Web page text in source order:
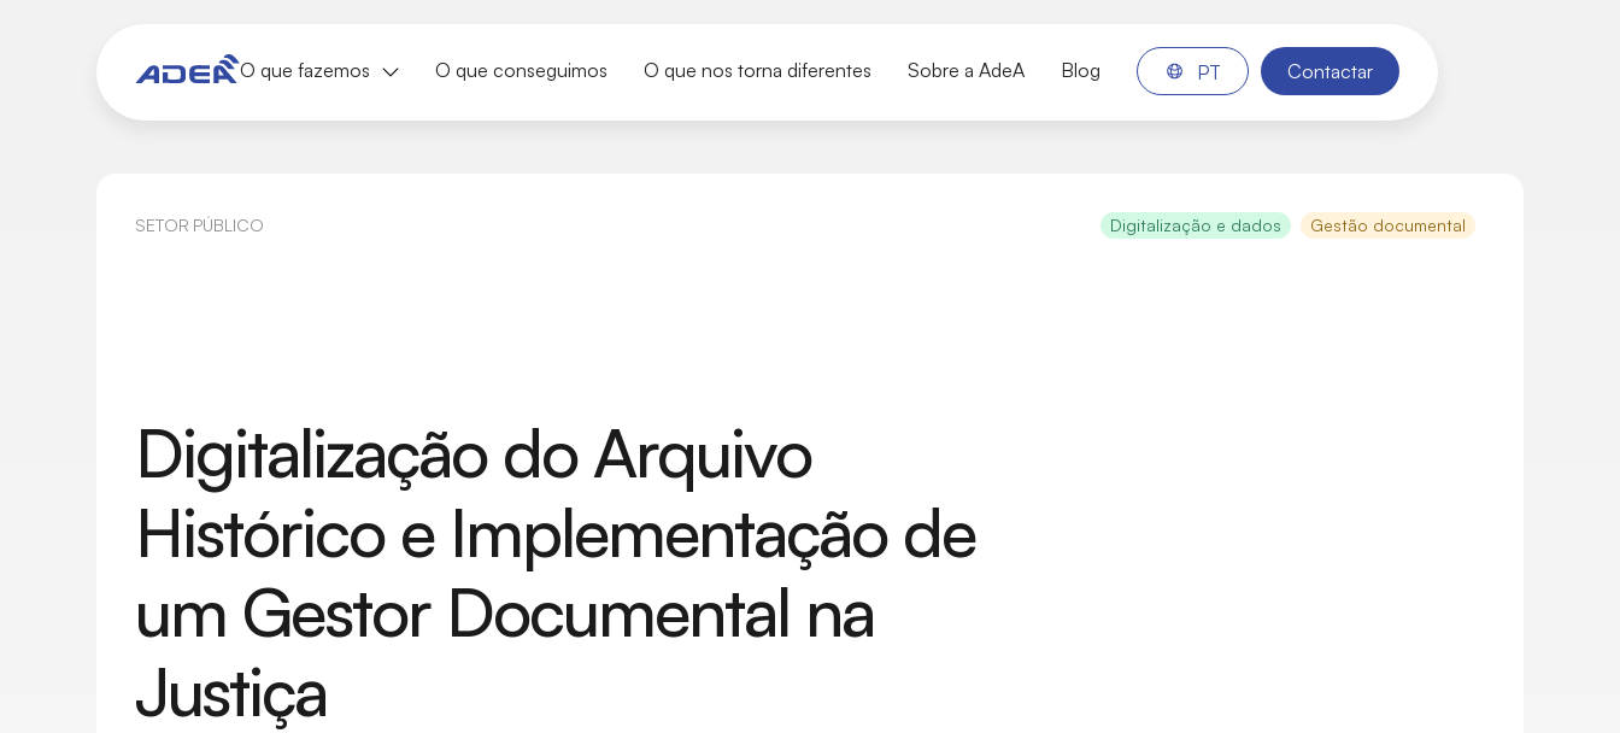
O que fazemos O que conseguimos O que nos torna diferentes Sobre a AdeA Blog PT Contactar
SETOR PÚBLICO Digitalização e dados Gestão documental
Digitalização do Arquivo
Histórico e Implementação de
um Gestor Documental na
Justiça